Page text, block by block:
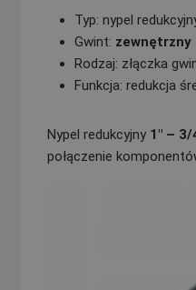
Typ: nypel
Gwint: zewnętrzny
Rodzaj: złączka
Funkcja: redukcja
Nypel redukcyjny 1″ – 3/
połączenie